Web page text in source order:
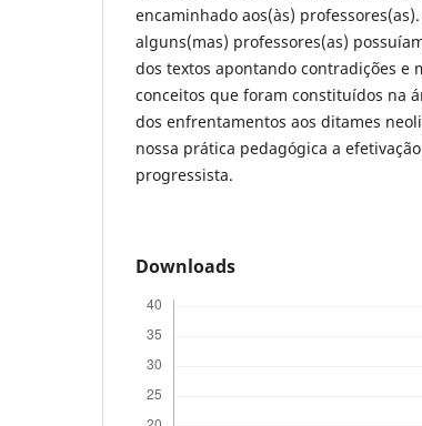
encaminhado aos(às)
alguns(mas) professores(as)
dos textos apontando contradições e
conceitos que foram constituídos na
dos enfrentamentos aos ditames
nossa prática pedagógica a
progressista.
Downloads